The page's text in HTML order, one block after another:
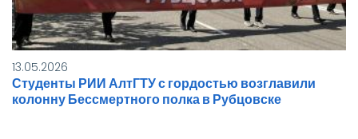
Если у вас возникли вопросы,
обращайтесь по телефону: 8-385-
57-5-98-65.
Ждем вас!
13.05.2026
Студенты РИИ АлтГТУ с гордостью возглавили
колонну Бессмертного полка в Рубцовске